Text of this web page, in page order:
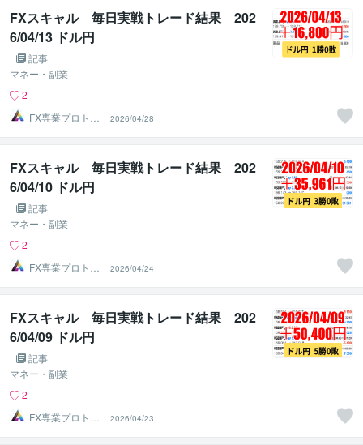
FXスキャル 毎日実戦トレード結果 202
6/04/13 ドル円
記事
マネー・副業
2
FX専業プロトレ
ーダーのAチーム
2026/04/28
FXスキャル 毎日実戦トレード結果 202
6/04/10 ドル円
記事
マネー・副業
2
FX専業プロトレ
ーダーのAチーム
2026/04/24
FXスキャル 毎日実戦トレード結果 202
6/04/09 ドル円
記事
マネー・副業
2
FX専業プロトレ
ーダーのAチーム
2026/04/23